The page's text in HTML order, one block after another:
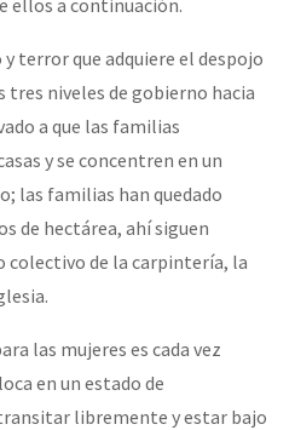
terror que adquiere el despojo
tres niveles de gobierno hacia
a que las familias
y se concentren en un
las familias han quedado
de hectárea, ahí siguen
colectivo de la carpintería, la
las mujeres es cada vez
en un estado de
libremente y estar bajo